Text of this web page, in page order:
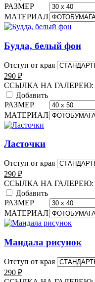
РАЗМЕР
МАТЕРИАЛ
Будда, белый фон
Отступ от края
290 ₽
ССЫЛКА НА ГАЛЕРЕЮ:
Добавить
РАЗМЕР
МАТЕРИАЛ
Ласточки
Отступ от края
290 ₽
ССЫЛКА НА ГАЛЕРЕЮ:
Добавить
РАЗМЕР
МАТЕРИАЛ
Мандала рисунок
Отступ от края
290 ₽